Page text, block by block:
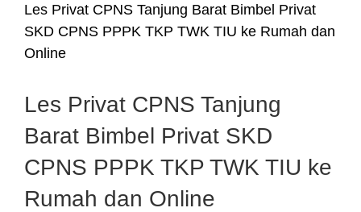
Les Privat CPNS Tanjung Barat Bimbel Privat
SKD CPNS PPPK TKP TWK TIU ke Rumah dan
Online
Les Privat CPNS Tanjung
Barat Bimbel Privat SKD
CPNS PPPK TKP TWK TIU ke
Rumah dan Online